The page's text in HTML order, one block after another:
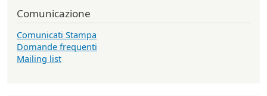
Comunicazione
Comunicati Stampa
Domande frequenti
Mailing list